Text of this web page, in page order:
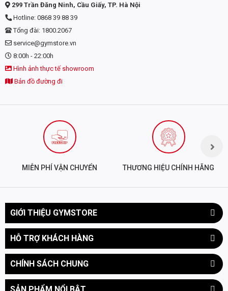
299 Trần Đăng Ninh, Cầu Giấy, TP. Hà Nội
Hotline: 0868 39 88 39
Tổng đài: 1800.2067
service@gymstore.vn
8:00h - 22:00h
Hình ảnh thực tế showroom
Bản đồ đường đi
MIỄN PHÍ VẬN CHUYỂN THƯƠNG HIỆU CHÍNH HÃNG
GIỚI THIỆU GYMSTORE
HỖ TRỢ KHÁCH HÀNG
CHÍNH SÁCH CHUNG